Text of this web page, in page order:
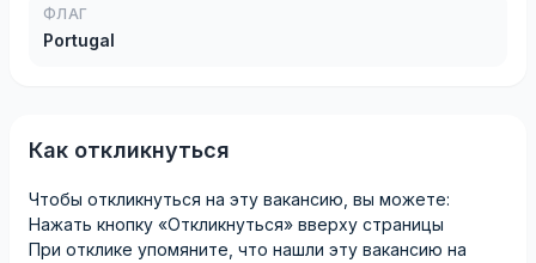
ФЛАГ
Portugal
Как откликнуться
Чтобы откликнуться на эту вакансию, вы можете:
Нажать кнопку «Откликнуться» вверху страницы
При отклике упомяните, что нашли эту вакансию на